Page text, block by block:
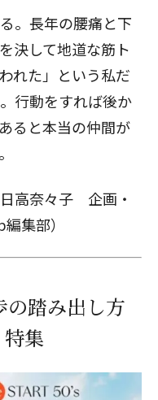
。長年の腰痛と下
決して地道な筋ト
れた」という私だ
行動をすれば後か
ると本当の仲間が
高奈々子 企画・
集部）
踏み出し方
特集